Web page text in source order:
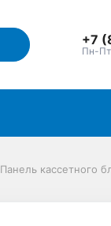
+7
Пн-
Панель кассетного